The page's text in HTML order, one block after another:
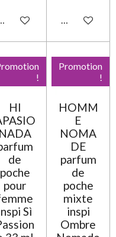
au panierAjouter au
!
HI
NADA
de
poche
pour
Sì
Promotion
!
HOMM
E
NOMA
DE
parfum
de
poche
mixte
inspi
Ombre